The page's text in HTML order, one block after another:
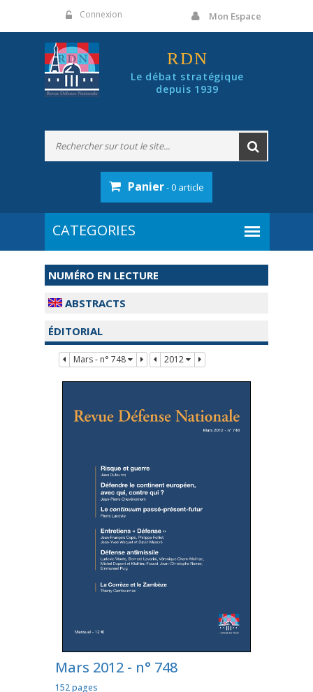
Connexion Mon Espace
RDN
Le débat stratégique
depuis 1939
Panier- 0 article
NUMÉRO EN LECTURE
ABSTRACTS
ÉDITORIAL
Mars - n° 748 2012
Mars 2012 - n° 748
152 pages